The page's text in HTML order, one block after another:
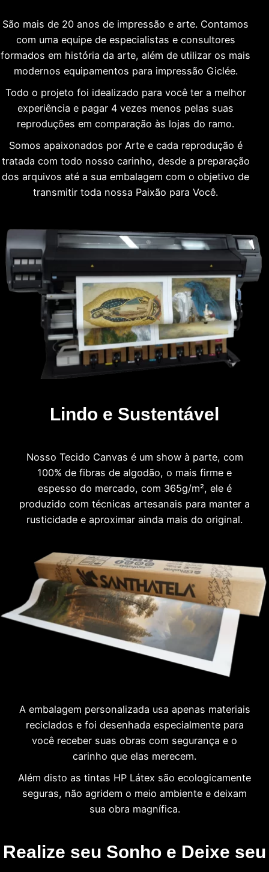
São mais de 20 anos de impressão e arte. Contamos
com uma equipe de especialistas e consultores
formados em história da arte, além de utilizar os mais
modernos equipamentos para impressão Giclée.
Todo o projeto foi idealizado para você ter a melhor
experiência e pagar 4 vezes menos pelas suas
reproduções em comparação às lojas do ramo.
Somos apaixonados por Arte e cada reprodução é
tratada com todo nosso carinho, desde a preparação
dos arquivos até a sua embalagem com o objetivo de
transmitir toda nossa Paixão para Você.
Lindo e Sustentável
Nosso Tecido Canvas é um show à parte, com
100% de fibras de algodão, o mais firme e
espesso do mercado, com 365g/m², ele é
produzido com técnicas artesanais para manter a
rusticidade e aproximar ainda mais do original.
A embalagem personalizada usa apenas materiais
reciclados e foi desenhada especialmente para
você receber suas obras com segurança e o
carinho que elas merecem.
Além disto as tintas HP Látex são ecologicamente
seguras, não agridem o meio ambiente e deixam
sua obra magnífica.
Realize seu Sonho e Deixe seu